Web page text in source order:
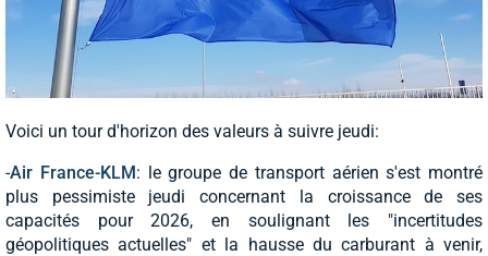
Voici un tour d'horizon des valeurs à suivre jeudi:
-Air France-KLM: le groupe de transport aérien s'est montré
plus pessimiste jeudi concernant la croissance de ses
capacités pour 2026, en soulignant les "incertitudes
géopolitiques actuelles" et la hausse du carburant à venir,